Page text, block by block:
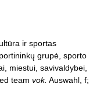
ir sportas
grupė, sporto
miestui, savivaldybei,
team vok. Auswahl, f;